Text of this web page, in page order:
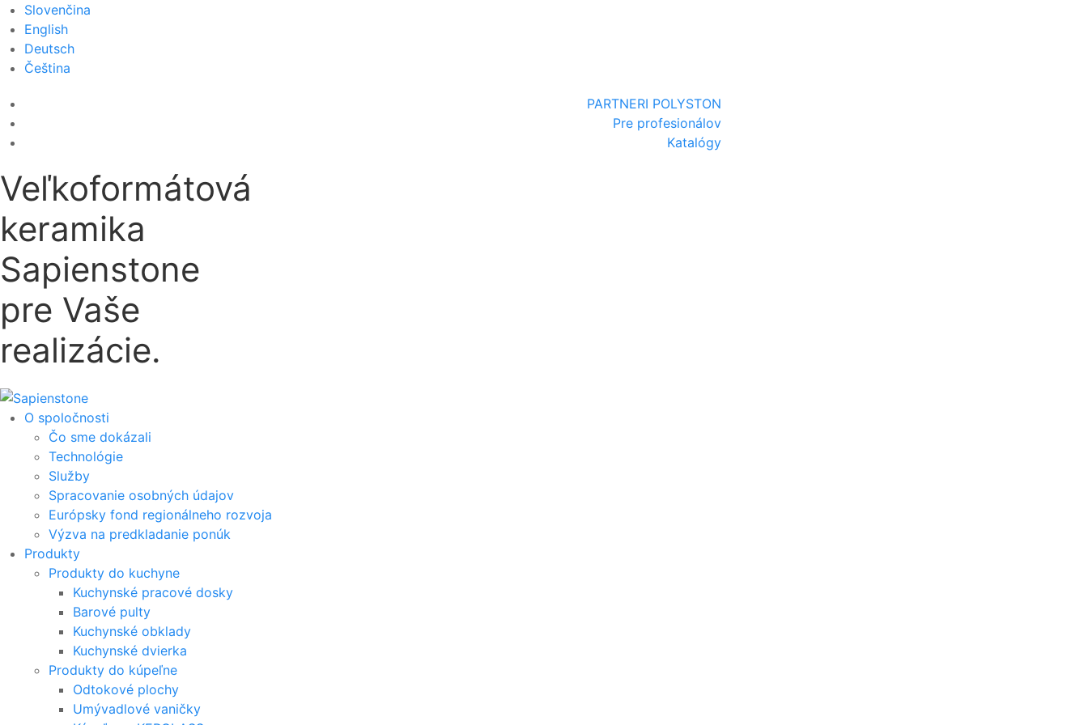
Slovenčina
English
Deutsch
Čeština
PARTNERI POLYSTON
Pre profesionálov
Katalógy
Veľkoformátová
keramika
Sapienstone
pre Vaše
realizácie.
O spoločnosti
Čo sme dokázali
Technológie
Služby
Spracovanie osobných údajov
Európsky fond regionálneho rozvoja
Výzva na predkladanie ponúk
Produkty
Produkty do kuchyne
Kuchynské pracové dosky
Barové pulty
Kuchynské obklady
Kuchynské dvierka
Produkty do kúpeľne
Odtokové plochy
Umývadlové vaničky